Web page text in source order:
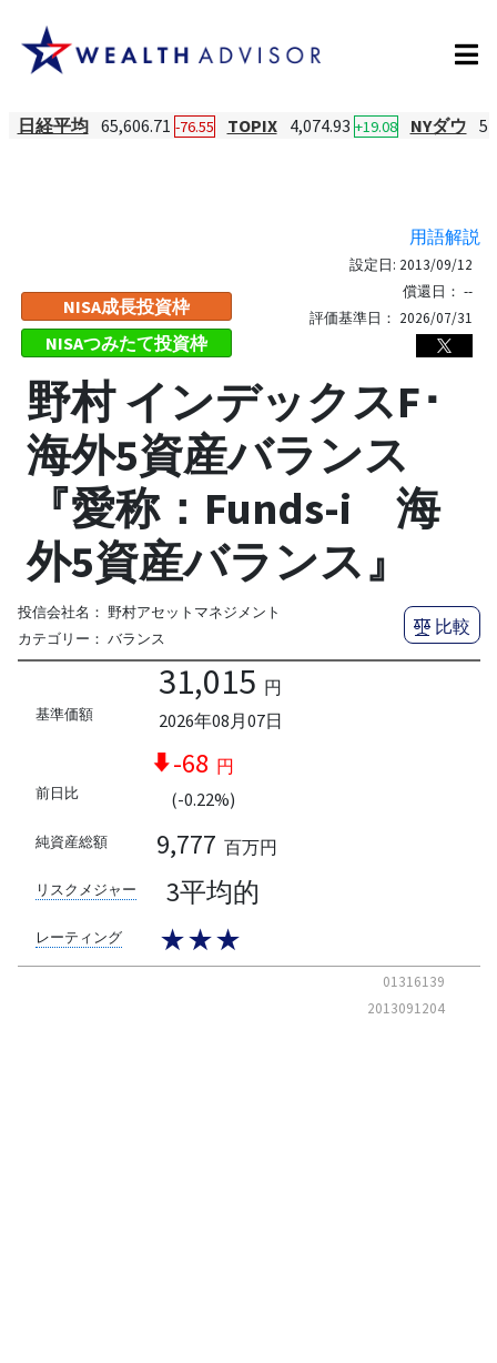
日経平均 65,606.71 -76.55 TOPIX 4,074.93 +19.08 NYダウ
用語解説
NISA成長投資枠
NISAつみたて投資枠
設定日: 2013/09/12
償還日： --
評価基準日： 2026/07/31
野村 インデックスF･
海外5資産バランス
『愛称：Funds-i 海
外5資産バランス』
投信会社名： 野村アセットマネジメント
カテゴリー： バランス
比較
基準価額
31,015 円
2026年08月07日
前日比
-68 円
(-0.22%)
純資産総額 9,777 百万円
リスクメジャー 3平均的
レーティング ★★★
01316139
2013091204